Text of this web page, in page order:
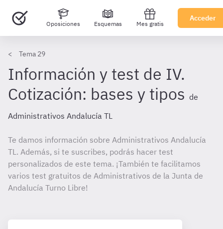
Oposiciones Esquemas Mes gratis
Acceder
Tema 29
Información y test de IV.
Cotización: bases y tipos de
Administrativos Andalucía TL
Te damos información sobre Administrativos Andalucía
TL. Además, si te suscribes, podrás hacer test
personalizados de este tema. ¡También te facilitamos
varios test gratuitos de Administrativos de la Junta de
Andalucía Turno Libre!